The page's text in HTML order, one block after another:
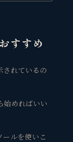
すすめ
されているの
始めればいい
ルを使いこ